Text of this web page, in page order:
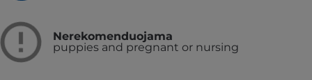
Nerekomenduojama
puppies and pregnant or nursing